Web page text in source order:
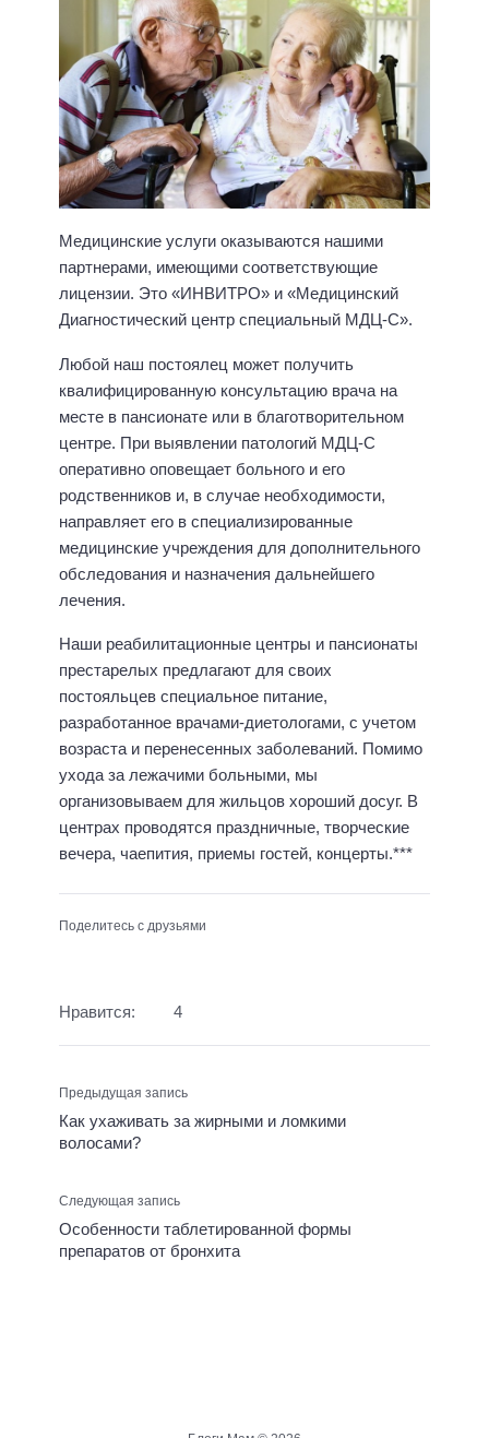
Медицинские услуги оказываются нашими
партнерами, имеющими соответствующие
лицензии. Это «ИНВИТРО» и «Медицинский
Диагностический центр специальный МДЦ-С».
Любой наш постоялец может получить
квалифицированную консультацию врача на
месте в пансионате или в благотворительном
центре. При выявлении патологий МДЦ-С
оперативно оповещает больного и его
родственников и, в случае необходимости,
направляет его в специализированные
медицинские учреждения для дополнительного
обследования и назначения дальнейшего
лечения.
Наши реабилитационные центры и пансионаты
престарелых предлагают для своих
постояльцев специальное питание,
разработанное врачами-диетологами, с учетом
возраста и перенесенных заболеваний. Помимо
ухода за лежачими больными, мы
организовываем для жильцов хороший досуг. В
центрах проводятся праздничные, творческие
вечера, чаепития, приемы гостей, концерты.***
Поделитесь с друзьями
Нравится: 4
Предыдущая запись
Как ухаживать за жирными и ломкими
волосами?
Следующая запись
Особенности таблетированной формы
препаратов от бронхита